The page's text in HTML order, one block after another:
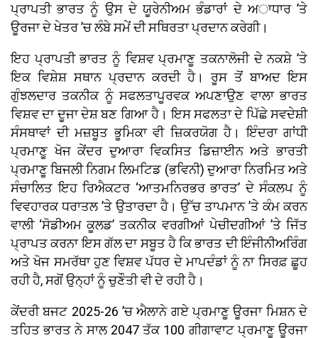
ਪ੍ਰਾਪਤੀ ਭਾਰਤ ਨੂੰ ਉਸ ਦੇ ਯੂਰੇਨੀਅਮ ਭੰਡਾਰਾਂ ਦੇ ਅਾਧਾਰ ’ਤੇ
ਊਰਜਾ ਦੇ ਖੇਤਰ ’ਚ ਲੰਬੇ ਸਮੇਂ ਦੀ ਸਥਿਰਤਾ ਪ੍ਰਦਾਨ ਕਰੇਗੀ।
ਇਹ ਪ੍ਰਾਪਤੀ ਭਾਰਤ ਨੂੰ ਵਿਸ਼ਵ ਪ੍ਰਮਾਣੂ ਤਕਨਾਲੋਜੀ ਦੇ ਨਕਸ਼ੇ ’ਤੇ
ਇਕ ਵਿਸ਼ੇਸ਼ ਸਥਾਨ ਪ੍ਰਦਾਨ ਕਰਦੀ ਹੈ। ਰੂਸ ਤੋਂ ਬਾਅਦ ਇਸ
ਗੁੰਝਲਦਾਰ ਤਕਨੀਕ ਨੂੰ ਸਫਲਤਾਪੂਰਵਕ ਅਪਣਾਉਣ ਵਾਲਾ ਭਾਰਤ
ਵਿਸ਼ਵ ਦਾ ਦੂਜਾ ਦੇਸ਼ ਬਣ ਗਿਆ ਹੈ। ਇਸ ਸਫਲਤਾ ਦੇ ਪਿੱਛੇ ਸਵਦੇਸ਼ੀ
ਸੰਸਥਾਵਾਂ ਦੀ ਮਜ਼ਬੂਤ ਭੂਮਿਕਾ ਵੀ ਜ਼ਿਕਰਯੋਗ ਹੈ। ਇੰਦਰਾ ਗਾਂਧੀ
ਪ੍ਰਮਾਣੂ ਖੋਜ ਕੇਂਦਰ ਦੁਆਰਾ ਵਿਕਸਿਤ ਡਿਜ਼ਾਈਨ ਅਤੇ ਭਾਰਤੀ
ਪ੍ਰਮਾਣੂ ਬਿਜਲੀ ਨਿਗਮ ਲਿਮਟਿਡ (ਭਵਿਨੀ) ਦੁਆਰਾ ਨਿਰਮਿਤ ਅਤੇ
ਸੰਚਾਲਿਤ ਇਹ ਰਿਐਕਟਰ ‘ਆਤਮਨਿਰਭਰ ਭਾਰਤ’ ਦੇ ਸੰਕਲਪ ਨੂੰ
ਵਿਵਹਾਰਕ ਧਰਾਤਲ ’ਤੇ ਉਤਾਰਦਾ ਹੈ। ਉੱਚ ਤਾਪਮਾਨ ’ਤੇ ਕੰਮ ਕਰਨ
ਵਾਲੀ ‘ਸੋਡੀਅਮ ਕੂਲਡ’ ਤਕਨੀਕ ਵਰਗੀਆਂ ਪੇਚੀਦਗੀਆਂ ’ਤੇ ਜਿੱਤ
ਪ੍ਰਾਪਤ ਕਰਨਾ ਇਸ ਗੱਲ ਦਾ ਸਬੂਤ ਹੈ ਕਿ ਭਾਰਤ ਦੀ ਇੰਜੀਨੀਅਰਿੰਗ
ਅਤੇ ਖੋਜ ਸਮਰੱਥਾ ਹੁਣ ਵਿਸ਼ਵ ਪੱਧਰ ਦੇ ਮਾਪਦੰਡਾਂ ਨੂੰ ਨਾ ਸਿਰਫ਼ ਛੂਹ
ਰਹੀ ਹੈ, ਸਗੋਂ ਉਨ੍ਹਾਂ ਨੂੰ ਚੁਣੌਤੀ ਵੀ ਦੇ ਰਹੀ ਹੈ।
ਕੇਂਦਰੀ ਬਜਟ 2025-26 ’ਚ ਐਲਾਨੇ ਗਏ ਪ੍ਰਮਾਣੂ ਊਰਜਾ ਮਿਸ਼ਨ ਦੇ
ਤਹਿਤ ਭਾਰਤ ਨੇ ਸਾਲ 2047 ਤੱਕ 100 ਗੀਗਾਵਾਟ ਪ੍ਰਮਾਣੂ ਊਰਜਾ